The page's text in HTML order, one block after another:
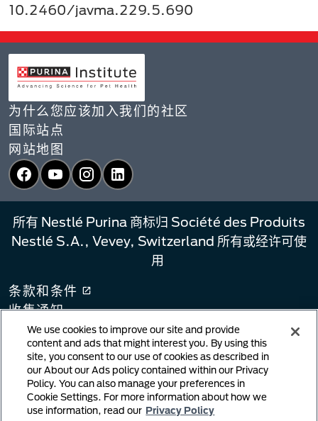
10.2460/javma.229.5.690
为什么您应该加入我们的社区
国际站点
网站地图
Facebook
YouTubeInstagram
LinkedIn
所有 Nestlé Purina 商标归 Société des Produits
Nestlé S.A., Vevey, Switzerland 所有或经许可使
用
条款和条件
收集通知
隐私政策
您的隐私选择
链接政策
版权侵权通知
用户生成内容
We use cookies to improve our site and provide
content and ads that might interest you. By using this
site, you consent to our use of cookies as described in
our About our Ads policy contained within our Privacy
Policy. You can also manage your preferences in
Cookie Settings. For more information about how we
use information, read our Privacy Policy